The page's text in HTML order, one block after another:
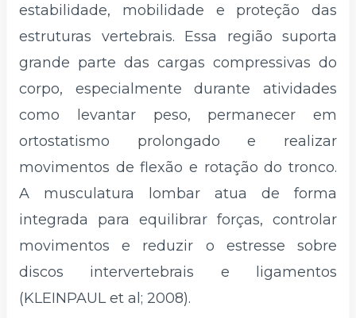
estabilidade, mobilidade e proteção das
estruturas vertebrais. Essa região suporta
grande parte das cargas compressivas do
corpo, especialmente durante atividades
como levantar peso, permanecer em
ortostatismo prolongado e realizar
movimentos de flexão e rotação do tronco.
A musculatura lombar atua de forma
integrada para equilibrar forças, controlar
movimentos e reduzir o estresse sobre
discos intervertebrais e ligamentos
(KLEINPAUL et al; 2008).